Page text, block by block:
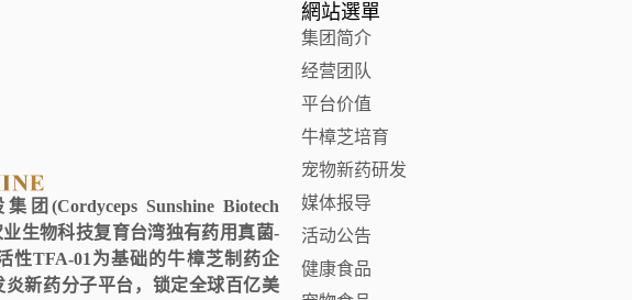
(Cordyceps Sunshine Biotech
生物科技复育台湾独有药用真菌-
性TFA-01为基础的牛樟芝制药企
新药分子平台，锁定全球百亿美
網站選單
集团简介
经营团队
平台价值
牛樟芝培育
宠物新药研发
媒体报导
活动公告
健康食品